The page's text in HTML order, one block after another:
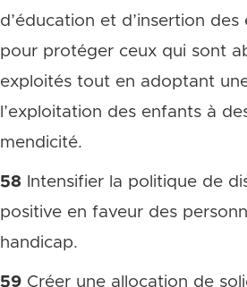
d’éducation et d’insertion
pour protéger ceux qui sont
exploités tout en adoptant
l’exploitation des enfants à
mendicité.
58 Intensifier la politique de
positive en faveur des
handicap.
59 Créer une allocation de